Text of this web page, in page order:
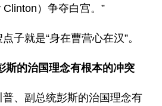
）争夺白宫。”
子就是“身在曹营心在汉”。
斯的治国理念有根本的冲突
、副总统彭斯的治国理念有